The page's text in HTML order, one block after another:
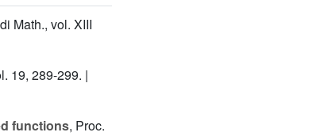
Math., vol. XIII
19, 289-299. |
functions, Proc.